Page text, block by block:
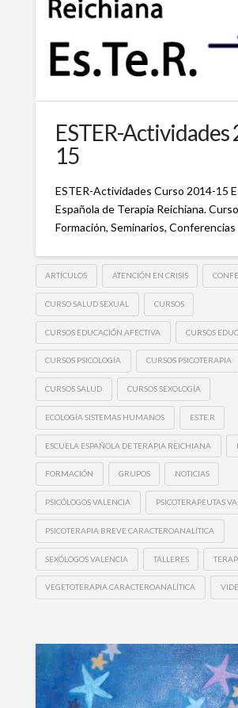
ESTER-Actividades
15
ESTER-Actividades Curso 2014-15
Española de Terapia Reichiana.
Formación, Seminarios,
ARTÍCULOS ATENCIÓN EN CRISIS
CURSO SALUD SEXUAL CURSOS
CURSOS EDUCACIÓN AFECTIVA CURSOS
CURSOS PSICOLOGÍA CURSOS PSICOTERAPIA
CURSOS SALUD CURSOS SEXOLOGÍA
ECOLOGÍA SISTEMAS HUMANOS ES.TE.R
ESCUELA ESPAÑOLA DE TERAPIA REICHIANA
FORMACIÓN GRUPOS NOTICIAS
PSICÓLOGOS VALENCIA PSICOTERAPEUTAS
PSICOTERAPIA BREVE CARACTEROANALÍTICA
SEXÓLOGOS VALENCIA TALLERES
VEGETOTERAPIA CARACTEROANALÍTICA